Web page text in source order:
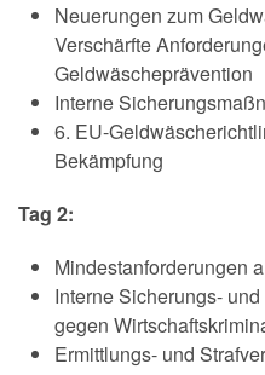
Neuerungen zum
Verschärfte
Geldwäscheprävention
Interne
6. EU-
Bekämpfung
Tag 2:
Mindestanforderungen
Interne Sicherungs-
gegen
Ermittlungs- und